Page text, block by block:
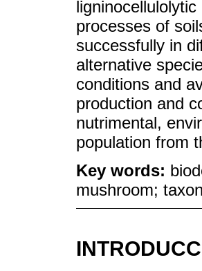
processes of
successfully in
alternative
conditions and
production and
nutrimental,
population from
Key words:
mushroom;